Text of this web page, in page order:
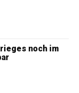
noch im